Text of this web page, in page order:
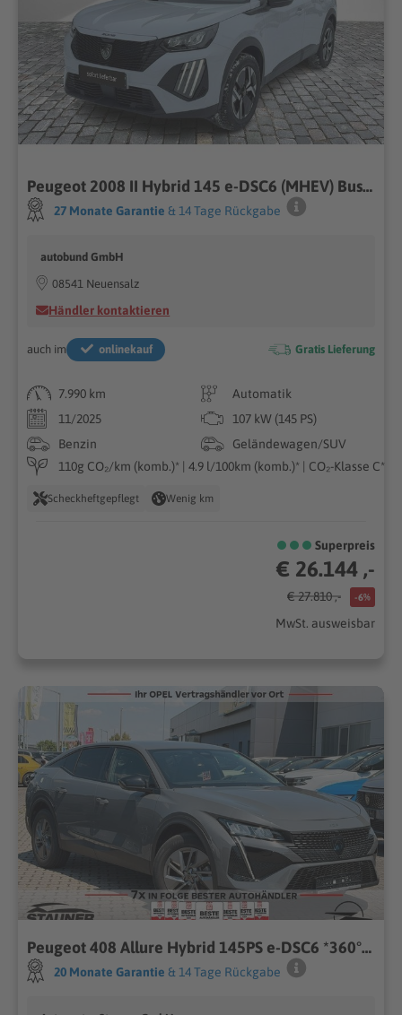
Peugeot 2008 II Hybrid 145 e-DSC6 (MHEV) Business Alu KA LED Link NAV NBA PDC RFK SHA Shz
27 Monate Garantie & 14 Tage Rückgabe
autobund GmbH
08541 Neuensalz
Händler kontaktieren
auch im onlinekauf Gratis Lieferung
7.990 km
Automatik
11/2025
107 kW (145 PS)
Benzin
Geländewagen/SUV
110g CO₂/km (komb.)* | 4.9 l/100km (komb.)* | CO₂-Klasse C*
Scheckheftgepflegt Wenig km
Superpreis
€ 26.144 ,-
€ 27.810 ,- -6%
MwSt. ausweisbar
Peugeot 408 Allure Hybrid 145PS e-DSC6 *360° KAMERA*
20 Monate Garantie & 14 Tage Rückgabe